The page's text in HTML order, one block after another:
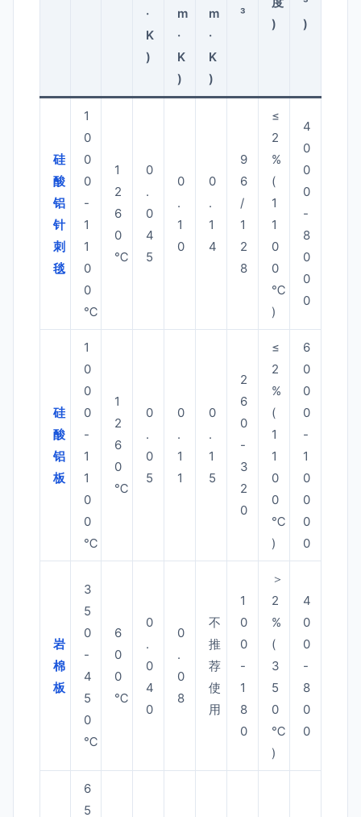
·
K
)
m
·
K
)
m
·
K
)
³
)
)
硅
酸
铝
针
刺
毯
1
0
0
0
-
1
1
0
0
℃
1
2
6
0
℃
0
.
0
4
5
0
.
1
0
0
.
1
4
9
6
/
1
2
8
≤
2
%
(
1
1
0
0
℃
)
4
0
0
0
-
8
0
0
0
硅
酸
铝
板
1
0
0
0
-
1
1
0
0
℃
1
2
6
0
℃
0
.
0
5
0
.
1
1
0
.
1
5
2
6
0
-
3
2
0
≤
2
%
(
1
1
0
0
℃
)
6
0
0
0
-
1
0
0
0
0
岩
棉
板
3
5
0
-
4
5
0
℃
6
0
0
℃
0
.
0
4
0
0
.
0
8
不
推
荐
使
用
1
0
0
-
1
8
0
＞
2
%
(
3
5
0
℃
)
4
0
0
-
8
0
0
6
5